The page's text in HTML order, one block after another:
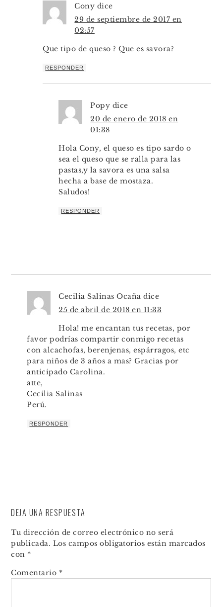
Cony dice
29 de septiembre de 2017 en
02:57
Que tipo de queso ? Que es savora?
RESPONDER
Popy dice
20 de enero de 2018 en
01:38
Hola Cony, el queso es tipo sardo o
sea el queso que se ralla para las
pastas,y la savora es una salsa
hecha a base de mostaza.
Saludos!
RESPONDER
Cecilia Salinas Ocaña dice
25 de abril de 2018 en 11:33
Hola! me encantan tus recetas, por
favor podrías compartir conmigo recetas
con alcachofas, berenjenas, espárragos, etc
para niños de 3 años a mas? Gracias por
anticipado Carolina.
atte,
Cecilia Salinas
Perú.
RESPONDER
DEJA UNA RESPUESTA
Tu dirección de correo electrónico no será
publicada. Los campos obligatorios están marcados
con *
Comentario *